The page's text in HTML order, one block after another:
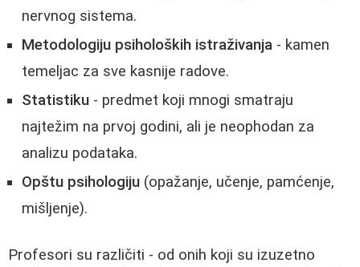
nervnog sistema.
Metodologiju psiholoških istraživanja - kamen
temeljac za sve kasnije radove.
Statistiku - predmet koji mnogi smatraju
najtežim na prvoj godini, ali je neophodan za
analizu podataka.
Opštu psihologiju (opažanje, učenje, pamćenje,
mišljenje).
Profesori su različiti - od onih koji su izuzetno